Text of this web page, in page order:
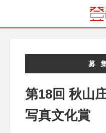
募
第18回 秋山
写真文化賞